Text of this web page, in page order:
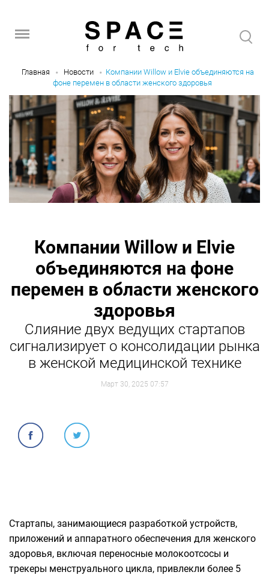
Главная Новости
Компании Willow и Elvie объединяются на
фоне перемен в области женского здоровья
Компании Willow и Elvie
объединяются на фоне
перемен в области женского
здоровья
Слияние двух ведущих стартапов
сигнализирует о консолидации рынка
в женской медицинской технике
Март 30, 2025 07:57
Стартапы, занимающиеся разработкой устройств,
приложений и аппаратного обеспечения для женского
здоровья, включая переносные молокоотсосы и
трекеры менструального цикла, привлекли более 5